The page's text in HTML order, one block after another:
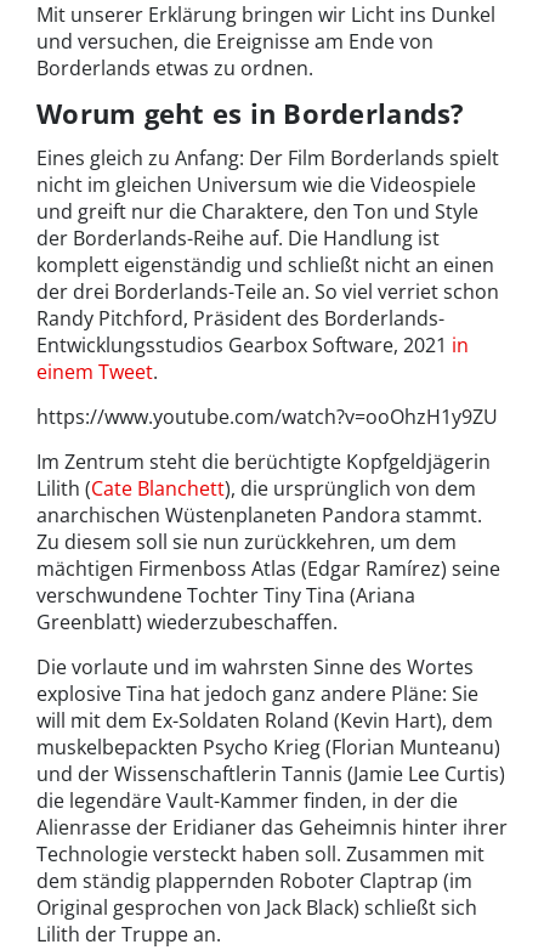
Mit unserer Erklärung bringen wir Licht ins Dunkel
und versuchen, die Ereignisse am Ende von
Borderlands etwas zu ordnen.
Worum geht es in Borderlands?
Eines gleich zu Anfang: Der Film Borderlands spielt
nicht im gleichen Universum wie die Videospiele
und greift nur die Charaktere, den Ton und Style
der Borderlands-Reihe auf. Die Handlung ist
komplett eigenständig und schließt nicht an einen
der drei Borderlands-Teile an. So viel verriet schon
Randy Pitchford, Präsident des Borderlands-
Entwicklungsstudios Gearbox Software, 2021 in
einem Tweet.
https://www.youtube.com/watch?v=ooOhzH1y9ZU
Im Zentrum steht die berüchtigte Kopfgeldjägerin
Lilith (Cate Blanchett), die ursprünglich von dem
anarchischen Wüstenplaneten Pandora stammt.
Zu diesem soll sie nun zurückkehren, um dem
mächtigen Firmenboss Atlas (Edgar Ramírez) seine
verschwundene Tochter Tiny Tina (Ariana
Greenblatt) wiederzubeschaffen.
Die vorlaute und im wahrsten Sinne des Wortes
explosive Tina hat jedoch ganz andere Pläne: Sie
will mit dem Ex-Soldaten Roland (Kevin Hart), dem
muskelbepackten Psycho Krieg (Florian Munteanu)
und der Wissenschaftlerin Tannis (Jamie Lee Curtis)
die legendäre Vault-Kammer finden, in der die
Alienrasse der Eridianer das Geheimnis hinter ihrer
Technologie versteckt haben soll. Zusammen mit
dem ständig plappernden Roboter Claptrap (im
Original gesprochen von Jack Black) schließt sich
Lilith der Truppe an.